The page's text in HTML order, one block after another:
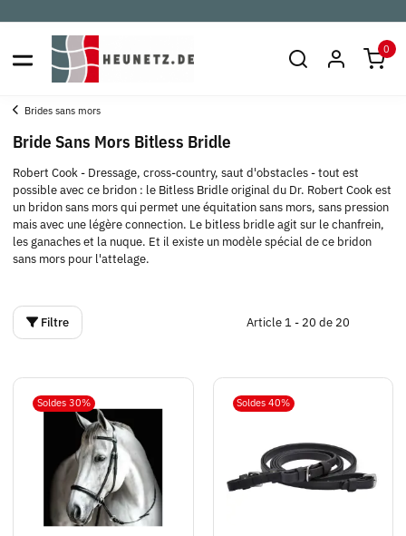
0
Brides sans mors
Bride Sans Mors Bitless Bridle
Robert Cook - Dressage, cross-country, saut d'obstacles - tout est
possible avec ce bridon : le Bitless Bridle original du Dr. Robert Cook est
un bridon sans mors qui permet une équitation sans mors, sans pression
mais avec une légère connection. Le bitless bridle agit sur le chanfrein,
les ganaches et la nuque. Et il existe un modèle spécial de ce bridon
sans mors pour l'attelage.
Filtre Article 1 - 20 de 20
Soldes 30% Soldes 40%